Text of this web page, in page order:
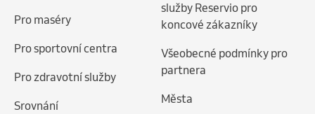
Pro maséry
Pro sportovní centra
Pro zdravotní služby
Srovnání
služby Reservio pro
koncové zákazníky
Všeobecné podmínky pro
partnera
Města